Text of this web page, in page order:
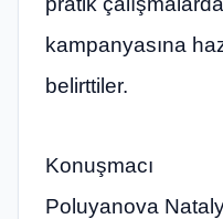
kampanyasına
belirttiler.
Konuşmacı
Poluyanova